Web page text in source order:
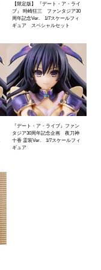
【限定版】 『デート・ア・ライ
ブ』 時崎狂三 ファンタジア30
周年記念Ver. 1/7スケールフィ
ギュア スペシャルセット
『デート・ア・ライブ』ファン
タジア30周年記念企画 夜刀神
十香 霊装Ver. 1/7スケールフィ
ギュア